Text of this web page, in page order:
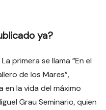
ya?
primera se llama “En el
de los Mares”,
en la vida del máximo
Grau Seminario, quien